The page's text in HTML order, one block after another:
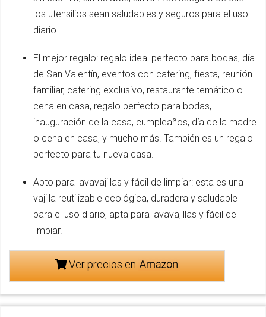
los utensilios sean saludables y seguros para el uso
diario.
El mejor regalo: regalo ideal perfecto para bodas, día
de San Valentín, eventos con catering, fiesta, reunión
familiar, catering exclusivo, restaurante temático o
cena en casa, regalo perfecto para bodas,
inauguración de la casa, cumpleaños, día de la madre
o cena en casa, y mucho más. También es un regalo
perfecto para tu nueva casa.
Apto para lavavajillas y fácil de limpiar: esta es una
vajilla reutilizable ecológica, duradera y saludable
para el uso diario, apta para lavavajillas y fácil de
limpiar.
Ver precios en